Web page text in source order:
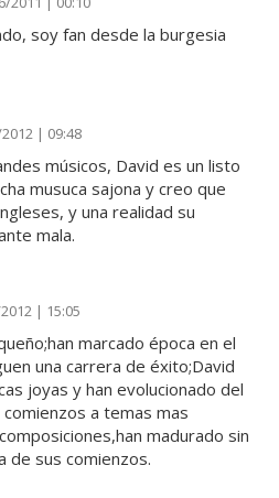
soy fan desde la burgesia
| 09:48
músicos, David es un listo
musuca sajona y creo que
y una realidad su
mala.
| 15:05
marcado época en el
una carrera de éxito;David
joyas y han evolucionado del
a temas mas
madurado sin
de sus comienzos.